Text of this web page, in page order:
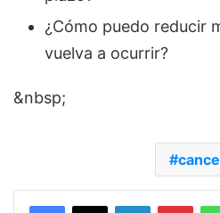
¿Cómo puedo reducir
vuelva a ocurrir?
&nbsp;
Facebook
X LinkedIn